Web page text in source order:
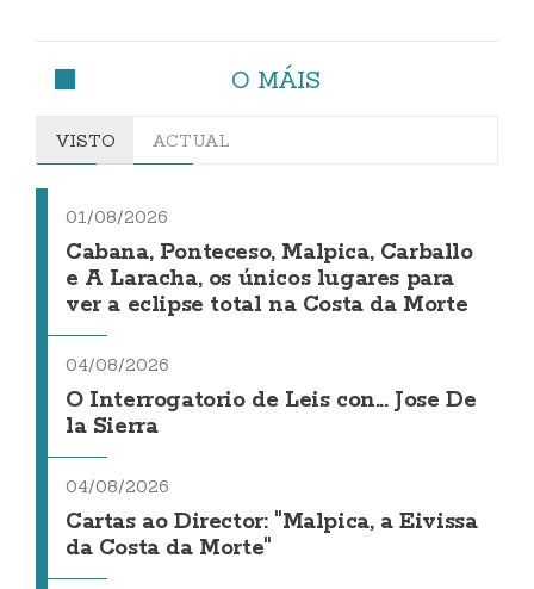
O MÁIS
VISTO ACTUAL
01/08/2026
Cabana, Ponteceso, Malpica, Carballo
e A Laracha, os únicos lugares para
ver a eclipse total na Costa da Morte
04/08/2026
O Interrogatorio de Leis con... Jose De
la Sierra
04/08/2026
Cartas ao Director: "Malpica, a Eivissa
da Costa da Morte"